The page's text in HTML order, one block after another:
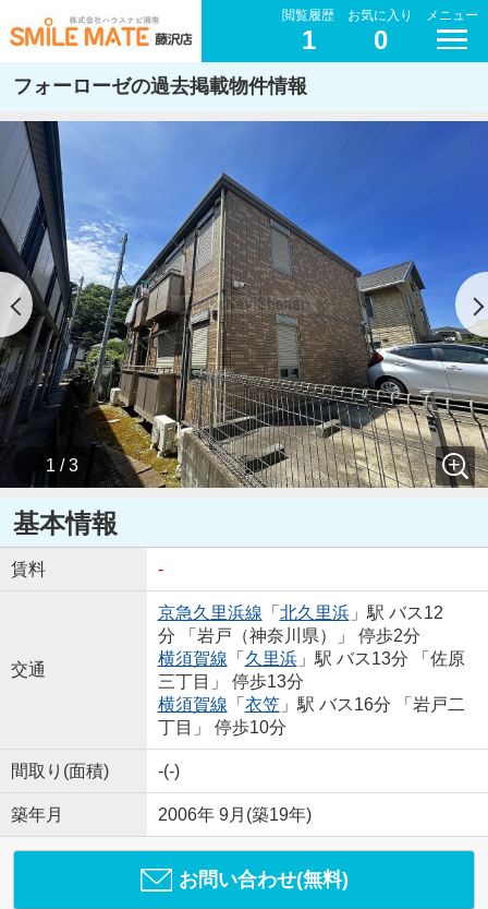
閲覧履歴
1
お気に入り
0
メニュー
フォーローゼの過去掲載物件情報
1 / 3
基本情報
賃料 -
交通
京急久里浜線 「 北久里浜」駅 バス12
分 「岩戸（神奈川県）」 停歩2分
横須賀線 「 久里浜」駅 バス13分 「佐原
三丁目」 停歩13分
横須賀線 「 衣笠」駅 バス16分 「岩戸二
丁目」 停歩10分
間取り(面積) -(-)
築年月 2006年 9月(築19年)
お問い合わせ(無料)